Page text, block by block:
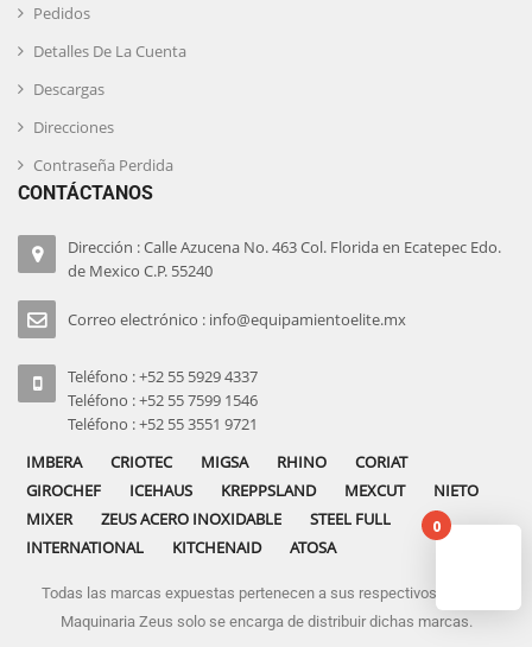
Pedidos
Detalles De La Cuenta
Descargas
Direcciones
Contraseña Perdida
CONTÁCTANOS
Dirección : Calle Azucena No. 463 Col. Florida en Ecatepec Edo.
de Mexico C.P. 55240
Correo electrónico : info@equipamientoelite.mx
Teléfono : +52 55 5929 4337
Teléfono : +52 55 7599 1546
Teléfono : +52 55 3551 9721
IMBERA
CRIOTEC MIGSA RHINO
CORIAT
GIROCHEF
ICEHAUS KREPPSLAND MEXCUT
NIETO
MIXER
ZEUS ACERO INOXIDABLE
STEEL FULL
INTERNATIONAL
KITCHENAID ATOSA
Todas las marcas expuestas pertenecen a sus respectivos dueños
Maquinaria Zeus solo se encarga de distribuir dichas marcas.
0